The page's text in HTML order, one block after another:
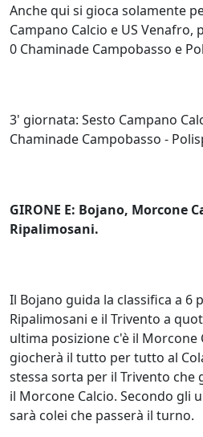
Anche qui si gioca solamente
Campano Calcio e US
0 Chaminade Campobasso e
3' giornata: Sesto Campano
Chaminade Campobasso -
GIRONE E: Bojano, Morcone
Ripalimosani.
Il Bojano guida la classifica a 6
Ripalimosani e il Trivento a
ultima posizione c'è il Morcone
giocherà il tutto per tutto al
stessa sorta per il Trivento che
il Morcone Calcio. Secondo gli
sarà colei che passerà il turno.